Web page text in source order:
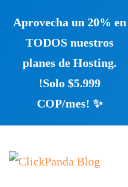
Aprovecha un 20% en
TODOS nuestros
planes de Hosting.
!Solo $5.999
COP/mes! ✨